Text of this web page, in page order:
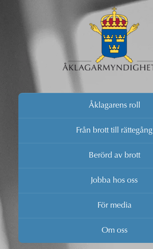
Åklagarens roll
Från brott till rättegång
Berörd av brott
Jobba hos oss
För media
Om oss